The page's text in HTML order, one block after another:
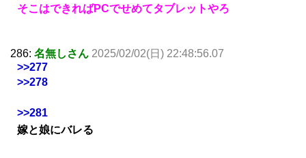
そこはできればPCでせめてタブレットやろ
286: 名無しさん 2025/02/02(日) 22:48:56.07
>>277
>>278
>>281
嫁と娘にバレる